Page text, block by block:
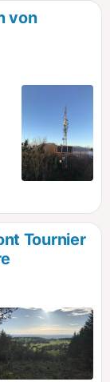
von
Tournier